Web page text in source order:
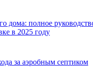
дома: полное
в 2025 году
за аэробным септиком